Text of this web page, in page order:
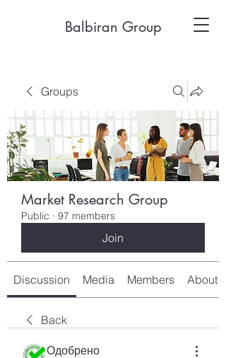
Balbiran Group
Groups
Market Research Group
Public · 97 members
Join
Discussion Media Members About
Back
Одобрено